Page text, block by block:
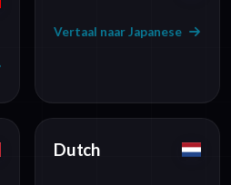
Vertaal naar Japanese
Dutch